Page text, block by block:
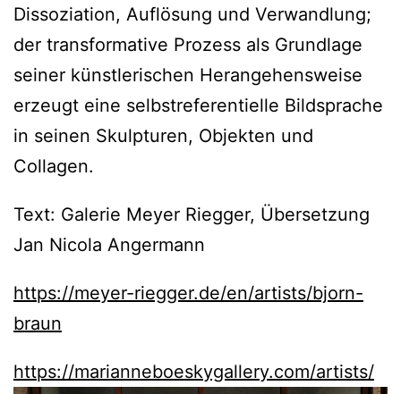
Dissoziation, Auflösung und Verwandlung;
der transformative Prozess als Grundlage
seiner künstlerischen Herangehensweise
erzeugt eine selbstreferentielle Bildsprache
in seinen Skulpturen, Objekten und
Collagen.
Text: Galerie Meyer Riegger, Übersetzung
Jan Nicola Angermann
https://meyer-riegger.de/en/artists/bjorn-
braun
https://marianneboeskygallery.com/artists/